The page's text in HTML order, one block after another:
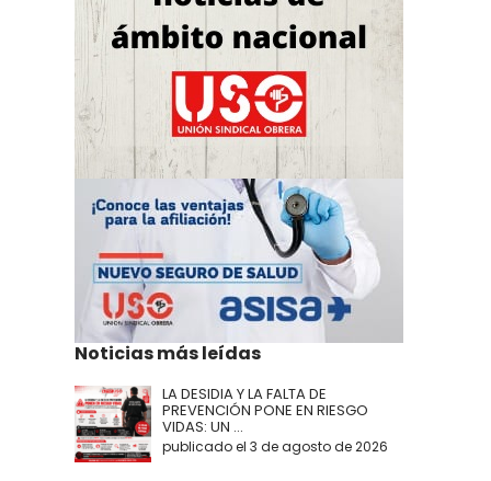
Noticias más leídas
LA DESIDIA Y LA FALTA DE
PREVENCIÓN PONE EN RIESGO
VIDAS: UN ...
publicado el 3 de agosto de 2026